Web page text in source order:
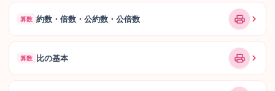
算数 約数・倍数・公約数・公倍数
算数 比の基本